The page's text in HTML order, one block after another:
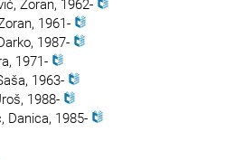
Zoran, 1962-
1961-
1987-
1971-
1963-
1988-
Danica, 1985-